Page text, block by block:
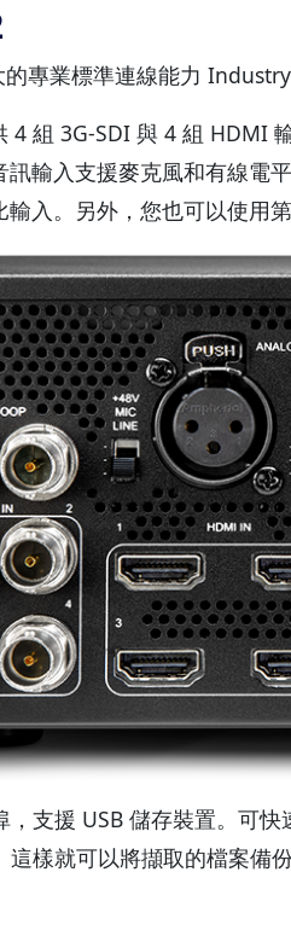
的專業標準連線能力
4 組 3G-SDI 與 4 組 HDMI
訊輸入支援麥克風和有線
入。另外，您也可以使用
，支援 USB 儲存裝置。可
樣就可以將擷取的檔案備